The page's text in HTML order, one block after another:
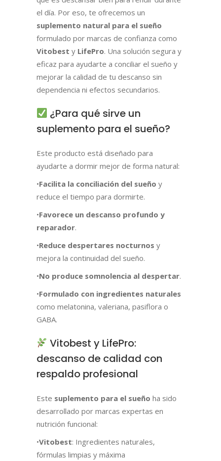
el día. Por eso, te ofrecemos un
suplemento natural para el sueño
formulado por marcas de confianza como
Vitobest y LifePro. Una solución segura y
eficaz para ayudarte a conciliar el sueño y
mejorar la calidad de tu descanso sin
dependencia ni efectos secundarios.
¿Para qué sirve un
suplemento para el sueño?
Este producto está diseñado para
ayudarte a dormir mejor de forma natural:
•Facilita la conciliación del sueño y
reduce el tiempo para dormirte.
•Favorece un descanso profundo y
reparador.
•Reduce despertares nocturnos y
mejora la continuidad del sueño.
•No produce somnolencia al despertar.
•Formulado con ingredientes naturales
como melatonina, valeriana, pasiflora o
GABA.
Vitobest y LifePro:
descanso de calidad con
respaldo profesional
Este suplemento para el sueño ha sido
desarrollado por marcas expertas en
nutrición funcional:
•Vitobest: Ingredientes naturales,
fórmulas limpias y máxima